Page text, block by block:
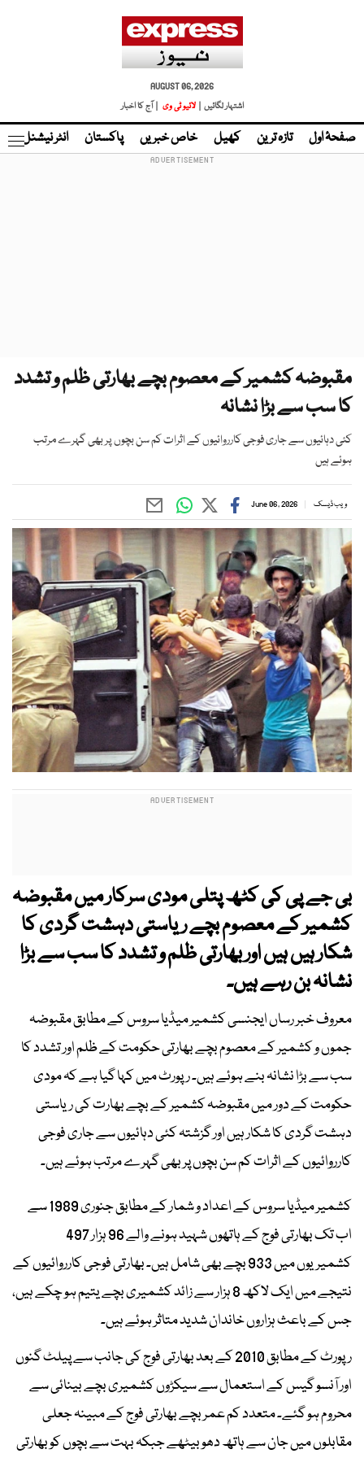
AUGUST 06, 2026
اشتہار لگائیں |
لائیو ٹی وی | آج کا اخبار
صفحۂ اول تازہ ترین کھیل خاص خبریں پاکستان انٹر نیشنل
مقبوضہ کشمیر کے معصوم بچے بھارتی ظلم و تشدد
کا سب سے بڑا نشانہ
کئی دہائیوں سے جاری فوجی کارروائیوں کے اثرات کم سن بچوں پر بھی گہرے مرتب
ہوئے ہیں
ویب ڈیسک June 06, 2026
بی جے پی کی کٹھ پتلی مودی سرکار میں مقبوضہ
کشمیر کے معصوم بچے ریاستی دہشت گردی کا
شکار ہیں ہیں اور بھارتی ظلم و تشدد کا سب سے بڑا
نشانہ بن رہے ہیں۔
معروف خبر رساں ایجنسی کشمیر میڈیا سروس کے مطابق مقبوضہ
جموں و کشمیر کے معصوم بچے بھارتی حکومت کے ظلم اور تشدد کا
سب سے بڑا نشانہ بنے ہوئے ہیں۔ رپورٹ میں کہا گیا ہے کہ مودی
حکومت کے دور میں مقبوضہ کشمیر کے بچے بھارت کی ریاستی
دہشت گردی کا شکار ہیں اور گزشتہ کئی دہائیوں سے جاری فوجی
کارروائیوں کے اثرات کم سن بچوں پر بھی گہرے مرتب ہوئے ہیں۔
کشمیر میڈیا سروس کے اعداد و شمار کے مطابق جنوری 1989 سے
اب تک بھارتی فوج کے ہاتھوں شہید ہونے والے 96 ہزار 497
کشمیریوں میں 933 بچے بھی شامل ہیں۔ بھارتی فوجی کارروائیوں کے
نتیجے میں ایک لاکھ 8 ہزار سے زائد کشمیری بچے یتیم ہو چکے ہیں،
جس کے باعث ہزاروں خاندان شدید متاثر ہوئے ہیں۔
رپورٹ کے مطابق 2010 کے بعد بھارتی فوج کی جانب سے پیلٹ گنوں
اور آنسو گیس کے استعمال سے سیکڑوں کشمیری بچے بینائی سے
محروم ہو گئے۔ متعدد کم عمر بچے بھارتی فوج کے مبینہ جعلی
مقابلوں میں جان سے ہاتھ دھو بیٹھے جبکہ بہت سے بچوں کو بھارتی